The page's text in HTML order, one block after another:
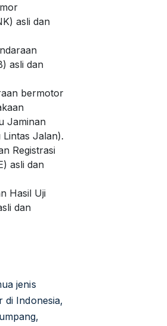
asli dan
asli dan
bermotor
Jaminan
Lintas Jalan).
Registrasi
asli dan
Hasil Uji
dan
jenis
di Indonesia,